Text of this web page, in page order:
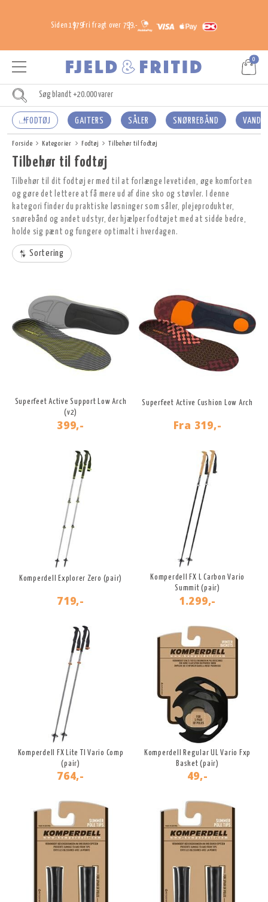
Siden 1979Fri fragt over 799,-
0
FODTØJ GAITERS SÅLER SNØRREBÅND
Forside Kategorier Fodtøj Tilbehør til fodtøj
Tilbehør til fodtøj
Tilbehør til dit fodtøj er med til at forlænge levetiden, øge komforten
og gøre det lettere at få mere ud af dine sko og støvler. I denne
kategori finder du praktiske løsninger som såler, plejeprodukter,
snørebånd og andet udstyr, der hjælper fodtøjet med at sidde bedre,
holde sig pænt og fungere optimalt i hverdagen.
Sortering
Superfeet Active Support Low Arch
(v2)
399,-
Superfeet Active Cushion Low Arch
Fra 319,-
Komperdell Explorer Zero (pair)
719,-
Komperdell FX L Carbon Vario
Summit (pair)
1.299,-
Komperdell FX Lite TI Vario Comp
(pair)
764,-
Komperdell Regular UL Vario Fxp
Basket (pair)
49,-